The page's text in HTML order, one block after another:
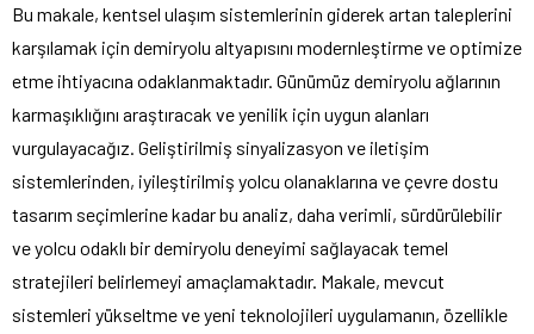
Bu makale, kentsel ulaşım sistemlerinin giderek artan taleplerini
karşılamak için demiryolu altyapısını modernleştirme ve optimize
etme ihtiyacına odaklanmaktadır. Günümüz demiryolu ağlarının
karmaşıklığını araştıracak ve yenilik için uygun alanları
vurgulayacağız. Geliştirilmiş sinyalizasyon ve iletişim
sistemlerinden, iyileştirilmiş yolcu olanaklarına ve çevre dostu
tasarım seçimlerine kadar bu analiz, daha verimli, sürdürülebilir
ve yolcu odaklı bir demiryolu deneyimi sağlayacak temel
stratejileri belirlemeyi amaçlamaktadır. Makale, mevcut
sistemleri yükseltme ve yeni teknolojileri uygulamanın, özellikle